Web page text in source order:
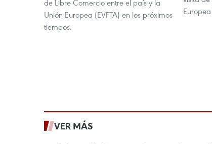
de Libre Comercio entre el país y la
Unión Europea (EVFTA) en los próximos
tiempos.
VER MÁS